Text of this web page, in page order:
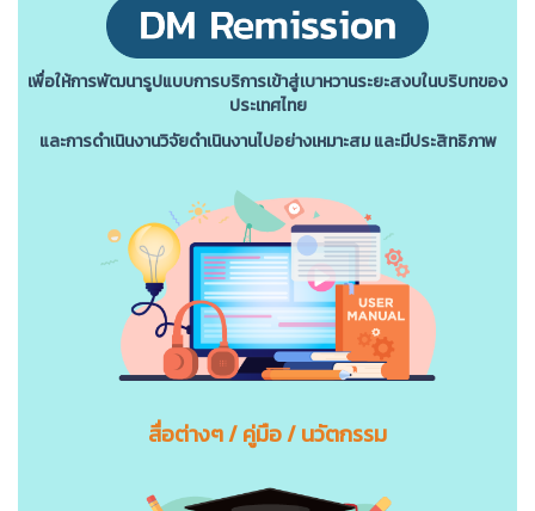
เพื่อให้การพัฒนารูปแบบการบริการเข้าสู่เบาหวานระยะสงบในบริบทของ
ประเทศไทย
และการดําเนินงานวิจัยดําเนินงานไปอย่างเหมาะสม และมีประสิทธิภาพ
สื่อต่างๆ / คู่มือ / นวัตกรรม